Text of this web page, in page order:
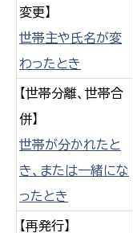
変更】
世帯主や氏名が変
わったとき
【世帯分離、世帯合
併】
世帯が分かれたと
き、または一緒にな
ったとき
【再発行】